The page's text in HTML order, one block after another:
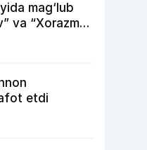
mag‘lub
va “Xorazm”
etdi